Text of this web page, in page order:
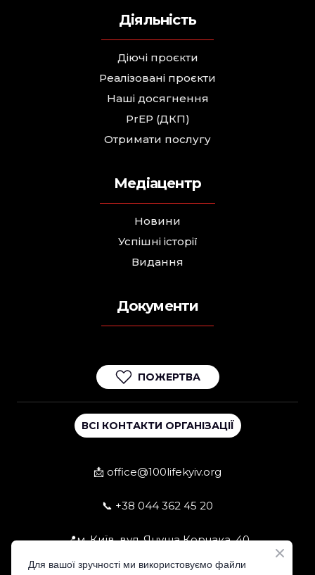
Діяльність
Діючі проєкти
Реалізовані проєкти
Наші досягнення
PrEP (ДКП)
Отримати послугу
Медіацентр
Новини
Успішні історії
Видання
Документи
ПОЖЕРТВА
ВСІ КОНТАКТИ ОРГАНІЗАЦІЇ
📩 office@100lifekyiv.org
📞 +38 044 362 45 20
📍м. Київ, вул. Януша Корчака, 40
Для вашої зручності ми використовуємо файли